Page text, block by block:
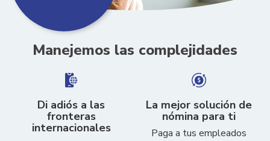
Manejemos las complejidades
Di adiós a las
fronteras
internacionales
La mejor solución de
nómina para ti
Paga a tus empleados